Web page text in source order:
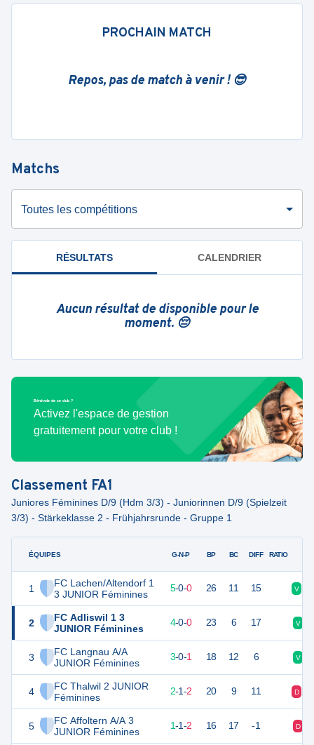
PROCHAIN MATCH
Repos, pas de match à venir ! 😎
Matchs
Toutes les compétitions
RÉSULTATS CALENDRIER
Aucun résultat de disponible pour le
moment. 😔
Bénévole de ce club ?
Activez l'espace de gestion
gratuitement pour votre club !
Classement FA1
Juniores Féminines D/9 (Hdm 3/3) - Juniorinnen D/9 (Spielzeit
3/3) - Stärkeklasse 2 - Frühjahrsrunde - Gruppe 1
ÉQUIPES
1
FC Lachen/Altendorf 1
3 JUNIOR Féminines
2
FC Adliswil 1 3
JUNIOR Féminines
3
FC Langnau A/A
JUNIOR Féminines
4
FC Thalwil 2 JUNIOR
Féminines
5
FC Affoltern A/A 3
JUNIOR Féminines
G-N-P BP BC DIFF RATIO
15 5 5-0-0 26 11 15 V
12 4-0-0 23 6 17 V
9 3-0-1 18 12 6 V
7 5 2-1-2 20 9 11 D
4 1-1-2 16 17 -1 D